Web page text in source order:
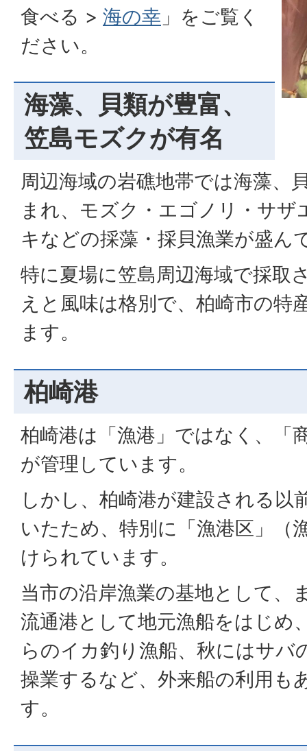
食べる > 海の幸 」をご覧く
ださい。
海藻、貝類が豊富、
笠島モズクが有名
周辺海域の岩礁地帯では海藻、
まれ、モズク・エゴノリ・サザ
キなどの採藻・採貝漁業が盛ん
特に夏場に笠島周辺海域で採取
えと風味は格別で、柏崎市の特
ます。
柏崎港
柏崎港は「漁港」ではなく、「
が管理しています。
しかし、柏崎港が建設される以
いたため、特別に「漁港区」（
けられています。
当市の沿岸漁業の基地として、
流通港として地元漁船をはじめ
らのイカ釣り漁船、秋にはサバ
操業するなど、外来船の利用も
す。